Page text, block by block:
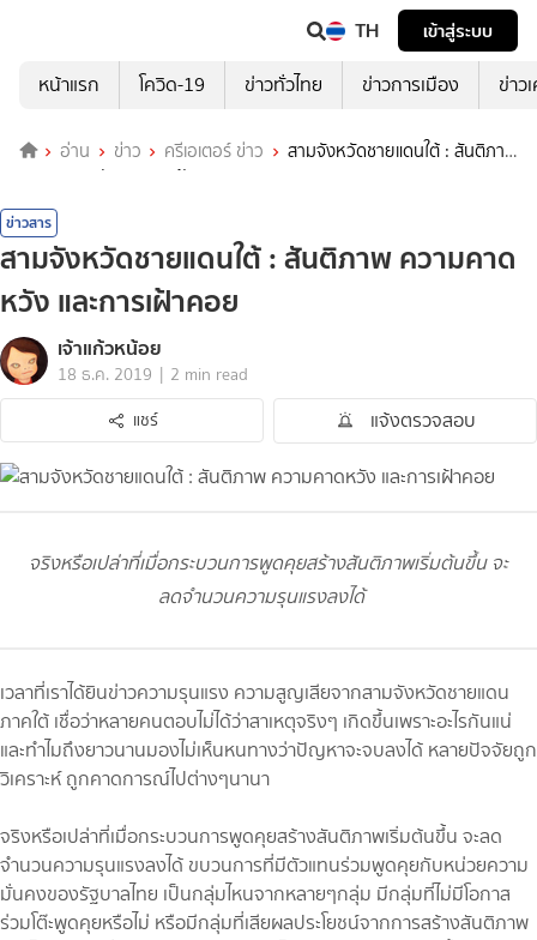
TH
เข้าสู่ระบบ
หน้าแรก
โควิด-19 ข่าวทั่วไทย ข่าวการเมือง ข่าว
อ่าน ข่าว ครีเอเตอร์ ข่าว
สามจังหวัดชายแดนใต้ : สันติภาพ
ความคาดหวัง และการเฝ้าคอย
ข่าวสาร
สามจังหวัดชายแดนใต้ : สันติภาพ ความคาด
หวัง และการเฝ้าคอย
เจ้าแก้วหน้อย
18 ธ.ค. 2019 | 2 min read
แชร์
แจ้งตรวจสอบ
จริงหรือเปล่าที่เมื่อกระบวนการพูดคุยสร้างสันติภาพเริ่มต้นขึ้น จะ
ลดจำนวนความรุนแรงลงได้
เวลาที่เราได้ยินข่าวความรุนแรง ความสูญเสียจากสามจังหวัดชายแดน
ภาคใต้ เชื่อว่าหลายคนตอบไม่ได้ว่าสาเหตุจริงๆ เกิดขึ้นเพราะอะไรกันแน่
และทำไมถึงยาวนานมองไม่เห็นหนทางว่าปัญหาจะจบลงได้ หลายปัจจัยถูก
วิเคราะห์ ถูกคาดการณ์ไปต่างๆนานา
จริงหรือเปล่าที่เมื่อกระบวนการพูดคุยสร้างสันติภาพเริ่มต้นขึ้น จะลด
จำนวนความรุนแรงลงได้ ขบวนการที่มีตัวแทนร่วมพูดคุยกับหน่วยความ
มั่นคงของรัฐบาลไทย เป็นกลุ่มไหนจากหลายๆกลุ่ม มีกลุ่มที่ไม่มีโอกาส
ร่วมโต๊ะพูดคุยหรือไม่ หรือมีกลุ่มที่เสียผลประโยชน์จากการสร้างสันติภาพ